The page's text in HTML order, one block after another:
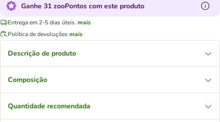
Ganhe 31 zooPontos com este produto
Entrega em 2-5 dias úteis. mais
Política de devoluçõesmais
Descrição de produto
Composição
Quantidade recomendada